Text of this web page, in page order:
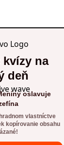
kvízy na
deň
oslavuje
vlastníctve
kopírovanie obsahu